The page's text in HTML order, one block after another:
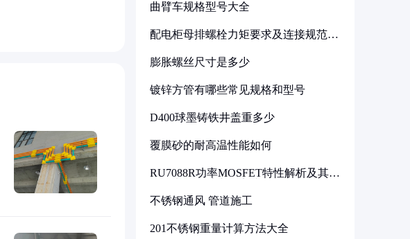
曲臂车规格型号大全
配电柜母排螺栓力矩要求及连接规范详
膨胀螺丝尺寸是多少
镀锌方管有哪些常见规格和型号
D400球墨铸铁井盖重多少
覆膜砂的耐高温性能如何
RU7088R功率MOSFET特性解析及其在
不锈钢通风 管道施工
201不锈钢重量计算方法大全